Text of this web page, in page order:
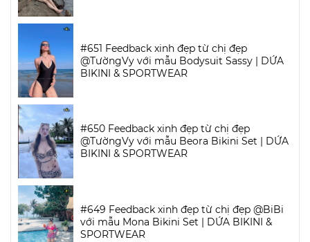
#651 Feedback xinh đẹp từ chị đẹp
@TườngVy với mẫu Bodysuit Sassy | DỨA
BIKINI & SPORTWEAR
#650 Feedback xinh đẹp từ chị đẹp
@TườngVy với mẫu Beora Bikini Set | DỨA
BIKINI & SPORTWEAR
#649 Feedback xinh đẹp từ chị đẹp @BiBi
với mẫu Mona Bikini Set | DỨA BIKINI &
SPORTWEAR